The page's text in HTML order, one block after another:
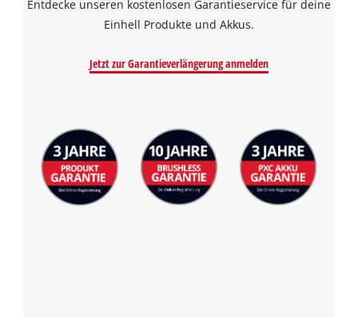
Entdecke unseren kostenlosen Garantieservice für deine
Einhell Produkte und Akkus.
Jetzt zur Garantieverlängerung anmelden